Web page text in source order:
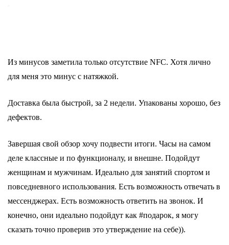
Из минусов заметила только отсутствие NFC. Хотя лично
для меня это минус с натяжкой.
Доставка была быстрой, за 2 недели. Упакованы хорошо, без
дефектов.
Завершая свой обзор хочу подвести итоги. Часы на самом
деле классные и по функционалу, и внешне. Подойдут
женщинам и мужчинам. Идеально для занятий спортом и
повседневного использования. Есть возможность отвечать в
мессенджерах. Есть возможность ответить на звонок. И
конечно, они идеально подойдут как #подарок, я могу
сказать точно проверив это утверждение на себе)).